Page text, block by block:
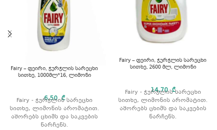
Fairy – ფეირი, ჭურჭლის სარეცხი
სითხე, 1000მლ*16, ლიმონი
6,50₾
Fairy - ჭურჭლის სარეცხი
სითხე, ლიმონის არომატით.
აშორებს ცხიმს და საკვების
ნარჩენს.
Fairy – ფეირი, ჭურჭლის სარეცხი
სითხე, 2600 მლ, ლიმონი
14,70₾
Fairy - ჭურჭლის სარეცხი
სითხე, ლიმონის არომატით.
აშორებს ცხიმს და საკვების
ნარჩენს.